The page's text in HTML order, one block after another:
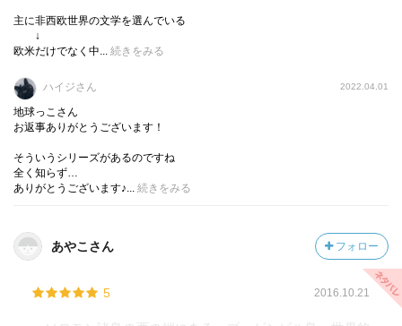
マティルダはどちらかに偏ることなく対立するものたちを
静かに見据えるのだけど、その粛然たる姿には時折胸が痛
この物語はマティルダの成長物語でもあると、私は思う。
母親は彼女にとって絶対的な立場であったけれども、物語
の世界を知ったことで、自分と母親の知識の格差が広が
り、また許せない母親の行為を目撃したことによって、マ
物語の世界は、マティルダを母親が庇護する子どもから、
思慮深い少女へと成長させたのだろう。
ピップの生き方について思索することは、同時に彼女の置
主に非西欧世界の文学を選んでいる
↓
欧米だけでなく中... 続きをみる
ハイジさん 2022.04.01
地球っこさん
お返事ありがとうございます！
そういうシリーズがあるのですね
全く知らず…
ありがとうございます♪... 続きをみる
あやこさん フォロー
5 2016.10.21